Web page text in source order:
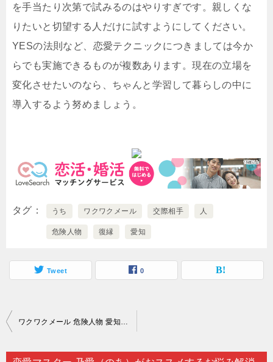
を手当たり次第で試みるのはやりすぎです。親しくな
りたいと切望する人だけに試すようにしてください。
YESの法則など、恋愛テクニックにつきましては今か
らでも実施できるものが複数あります。現在の立場を
変化させたいのなら、ちゃんと学習して暮らしの中に
導入するよう努めましょう。
タグ うち ワクワクメール 交際相手 人
危険人物 復縁 愛知
Tweet 0
投
ナ
ワクワクメール 危険人物 愛知｜恋愛術を身につけて好きな相手と付き合いたいというのなら…。